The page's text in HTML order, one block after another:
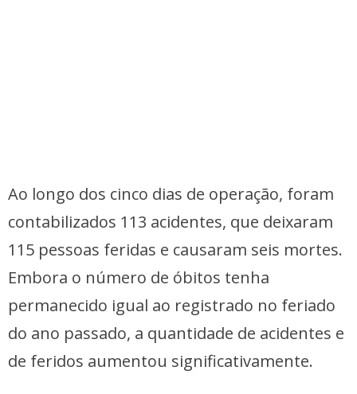
Ao longo dos cinco dias de operação, foram
contabilizados 113 acidentes, que deixaram
115 pessoas feridas e causaram seis mortes.
Embora o número de óbitos tenha
permanecido igual ao registrado no feriado
do ano passado, a quantidade de acidentes e
de feridos aumentou significativamente.